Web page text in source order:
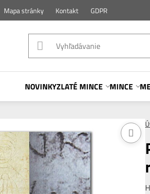
Mapa stránky Kontakt GDPR
NOVINKYZLATÉ MINCE MINCE